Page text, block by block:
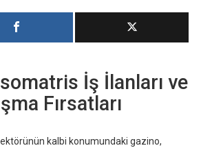
İş İlanları ve
Fırsatları
kalbi konumundaki gazino,